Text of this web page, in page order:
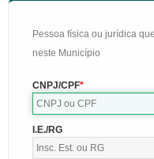
Pessoa física ou jurídica
neste Município
CNPJ/CPF
I.E./RG